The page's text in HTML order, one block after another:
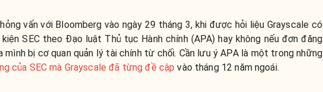
vấn với Bloomberg vào ngày 29 tháng 3, khi được hỏi liệu Grayscale có
SEC theo Đạo luật Thủ tục Hành chính (APA) hay không nếu đơn đăng
mình bị cơ quan quản lý tài chính từ chối. Cần lưu ý APA là một trong những
của SEC mà Grayscale đã từng đề cập vào tháng 12 năm ngoái.